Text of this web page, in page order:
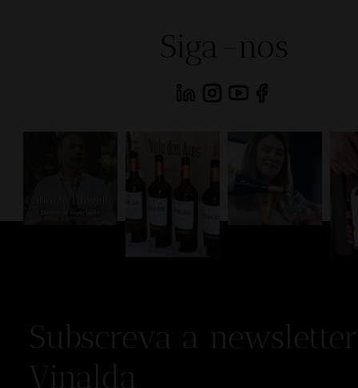
Siga-nos
Subscreva a newsletter
Vinalda